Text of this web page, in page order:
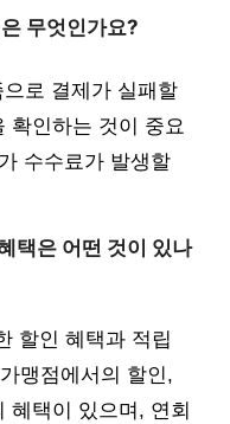
무엇인가요?
로 결제가 실패할
확인하는 것이 중요
수수료가 발생할
택은 어떤 것이 있나
할인 혜택과 적립
맹점에서의 할인,
혜택이 있으며, 연회